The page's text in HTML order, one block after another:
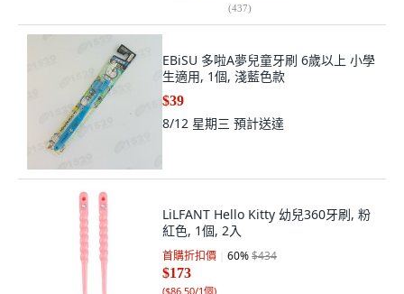
(437)
EBiSU 多啦A夢兒童牙刷 6歲以上 小學
生適用, 1個, 淺藍色款
$39
8/12 星期三 預計送達
LiLFANT Hello Kitty 幼兒360牙刷, 粉
紅色, 1個, 2入
首購折扣價 60%$434
$173
($86.50/1個)